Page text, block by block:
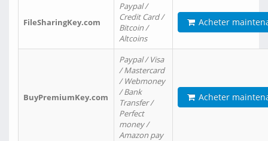
FileSharingKey.com
Paypal /
Credit Card /
Bitcoin /
Altcoins
Acheter
BuyPremiumKey.com
Paypal / Visa
/ Mastercard
/ Webmoney
/ Bank
Transfer /
Perfect
money /
Amazon pay
Acheter